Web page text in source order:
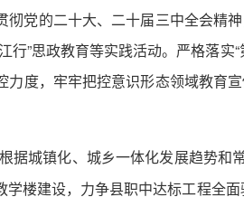
彻党的二十大、二十届三中全会精
”思政教育等实践活动。严格落
度，牢牢把控意识形态领域教育
据城镇化、城乡一体化发展趋势和
楼建设，力争县职中达标工程全